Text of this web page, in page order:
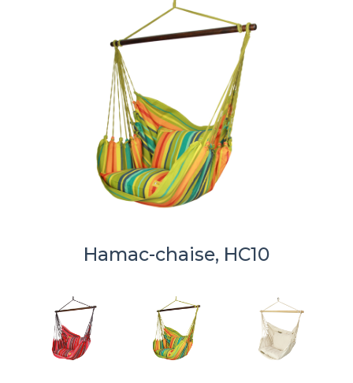
Hamac-chaise, HC10